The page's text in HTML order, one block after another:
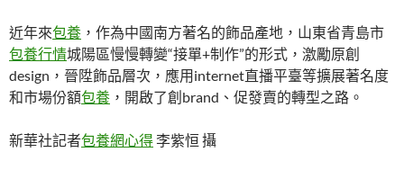
近年來包養 ，作為中國南方著名的飾品產地，山東省青島市
包養行情城陽區慢慢轉變“接單+制作”的形式，激勵原創
design，晉陞飾品層次，應用internet直播平臺等擴展著名度
和市場份額包養 ，開啟了創brand、促發賣的轉型之路。
新華社記者包養網心得李紫恒 攝